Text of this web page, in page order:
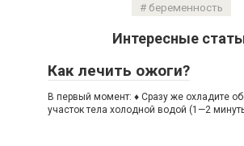
беременность
Интересные
Как лечить ожоги?
В первый момент: ♦ Сразу же охладите
участок тела холодной водой (1—2